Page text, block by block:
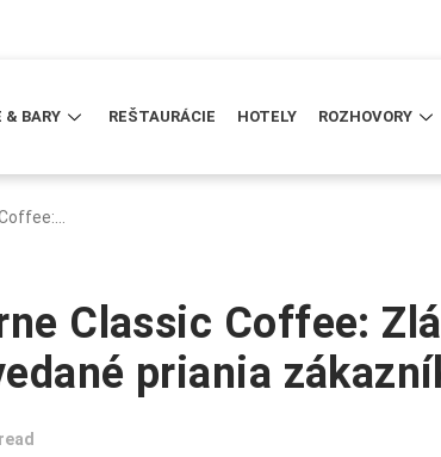
& BARY REŠTAURÁCIE HOTELY ROZHOVORY
Classic Coffee:
priania